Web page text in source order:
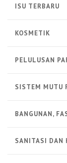
ISU TERBARU
KOSMETIK
PELULUSAN
SISTEM MUTU
BANGUNAN,
SANITASI DAN